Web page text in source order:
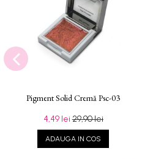
Pigment Solid Cremă Psc-03
4,49 lei29,90 lei
ADAUGA IN COS